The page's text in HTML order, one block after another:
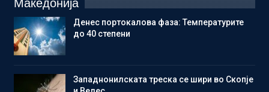
Македонија
Денес портокалова фаза: Температурите
до 40 степени
Западнонилската треска се шири во Скопје